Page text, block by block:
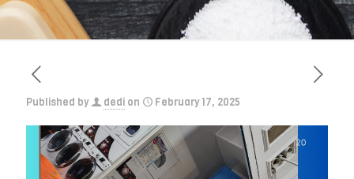
Published by dedi on February 17, 2025